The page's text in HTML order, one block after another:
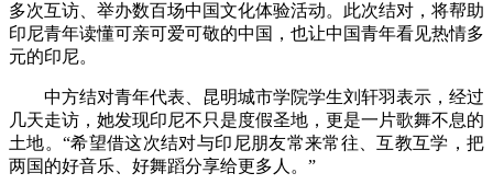
多次互访、举办数百场中国文化体验活动。此次结对，将帮助
印尼青年读懂可亲可爱可敬的中国，也让中国青年看见热情多
元的印尼。
中方结对青年代表、昆明城市学院学生刘轩羽表示，经过
几天走访，她发现印尼不只是度假圣地，更是一片歌舞不息的
土地。“希望借这次结对与印尼朋友常来常往、互教互学，把
两国的好音乐、好舞蹈分享给更多人。”